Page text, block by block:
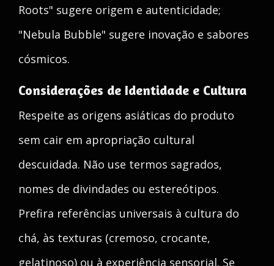
Roots" sugere origem e autenticidade;
"Nebula Bubble" sugere inovação e sabores
cósmicos.
Considerações de Identidade e Cultura
Respeite as origens asiáticas do produto
sem cair em apropriação cultural
descuidada. Não use termos sagrados,
nomes de divindades ou estereótipos.
Prefira referências universais à cultura do
chá, às texturas (cremoso, crocante,
gelatinoso) ou à experiência sensorial. Se